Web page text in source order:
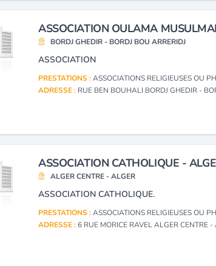
ASSOCIATION OULAMA
BORDJ GHEDIR - BORDJ BOU ARRERIDJ
ASSOCIATION
PRESTATIONS :ASSOCIATIONS RELIGIEUSES OU
ADRESSE : RUE BEN BOUHALI BORDJ GHEDIR -
ASSOCIATION CATHOLIQUE -
ALGER CENTRE - ALGER
ASSOCIATION CATHOLIQUE.
PRESTATIONS :ASSOCIATIONS RELIGIEUSES OU
ADRESSE :6 RUE MORICE RAVEL ALGER CENTRE -